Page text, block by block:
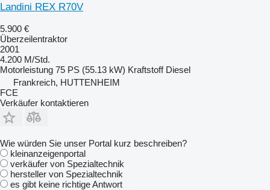
Landini REX R70V
5.900 €
Überzeilentraktor
2001
4.200 M/Std.
Motorleistung 75 PS (55.13 kW) Kraftstoff Diesel
Frankreich, HUTTENHEIM
FCE
Verkäufer kontaktieren
Wie würden Sie unser Portal kurz beschreiben?
kleinanzeigenportal
verkäufer von Spezialtechnik
hersteller von Spezialtechnik
es gibt keine richtige Antwort